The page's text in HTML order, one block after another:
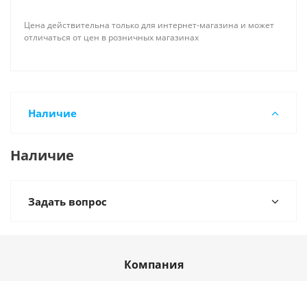
Цена действительна только для интернет-магазина и может
отличаться от цен в розничных магазинах
Наличие
Наличие
Задать вопрос
Компания